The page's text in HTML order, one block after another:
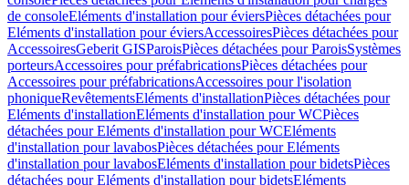
de consoleEléments d'installation pour éviersPièces détachées pour
Eléments d'installation pour éviersAccessoiresPièces détachées pour
AccessoiresGeberit GISParoisPièces détachées pour ParoisSystèmes
porteursAccessoires pour préfabricationsPièces détachées pour
Accessoires pour préfabricationsAccessoires pour l'isolation
phoniqueRevêtementsEléments d'installationPièces détachées pour
Eléments d'installationEléments d'installation pour WCPièces
détachées pour Eléments d'installation pour WCEléments
d'installation pour lavabosPièces détachées pour Eléments
d'installation pour lavabosEléments d'installation pour bidetsPièces
détachées pour Eléments d'installation pour bidetsEléments